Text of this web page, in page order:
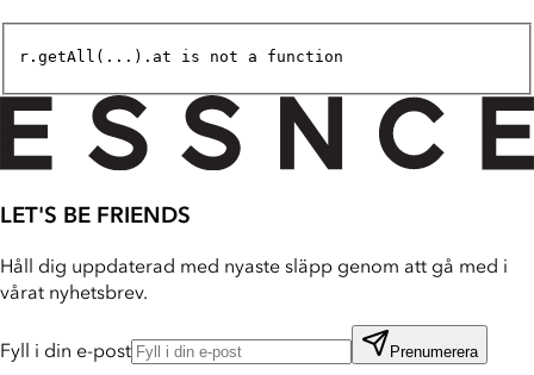
r.getAll(...).at is not a function
LET'S BE FRIENDS
Håll dig uppdaterad med nyaste släpp genom att gå med i
vårat nyhetsbrev.
Fyll i din e-post Prenumerera